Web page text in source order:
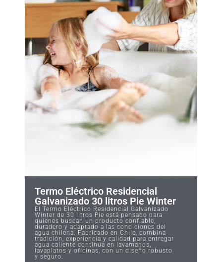
Termo Eléctrico Residencial
Galvanizado 30 litros Pie Winter
El Termo Eléctrico Residencial Galvanizado
Winter de 30 litros Pie está pensado para
quienes buscan un producto confiable,
duradero y adaptado a las condiciones del
agua chilena. Fabricado en Chile, combina
tradición, experiencia y calidad para entregar
agua caliente continua en lavamanos,
lavaplatos y oficinas, con un diseño robusto
y seguro.